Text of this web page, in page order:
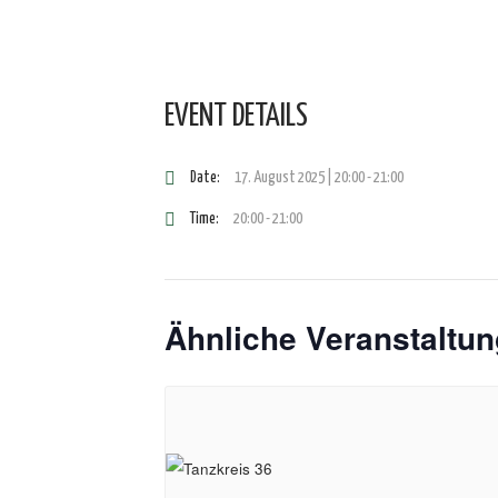
EVENT DETAILS
Date: 17. August 2025 | 20:00-21:00
Time: 20:00 - 21:00
Ähnliche